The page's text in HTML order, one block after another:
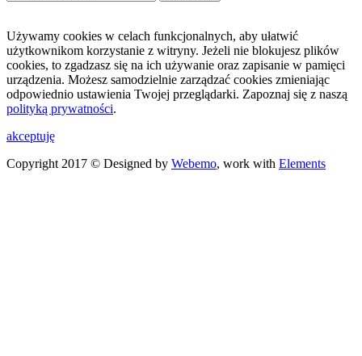
Używamy cookies w celach funkcjonalnych, aby ułatwić
użytkownikom korzystanie z witryny. Jeżeli nie blokujesz plików
cookies, to zgadzasz się na ich używanie oraz zapisanie w pamięci
urządzenia. Możesz samodzielnie zarządzać cookies zmieniając
odpowiednio ustawienia Twojej przeglądarki. Zapoznaj się z naszą
polityką prywatności.
akceptuję
Copyright 2017 © Designed by Webemo, work with Elements